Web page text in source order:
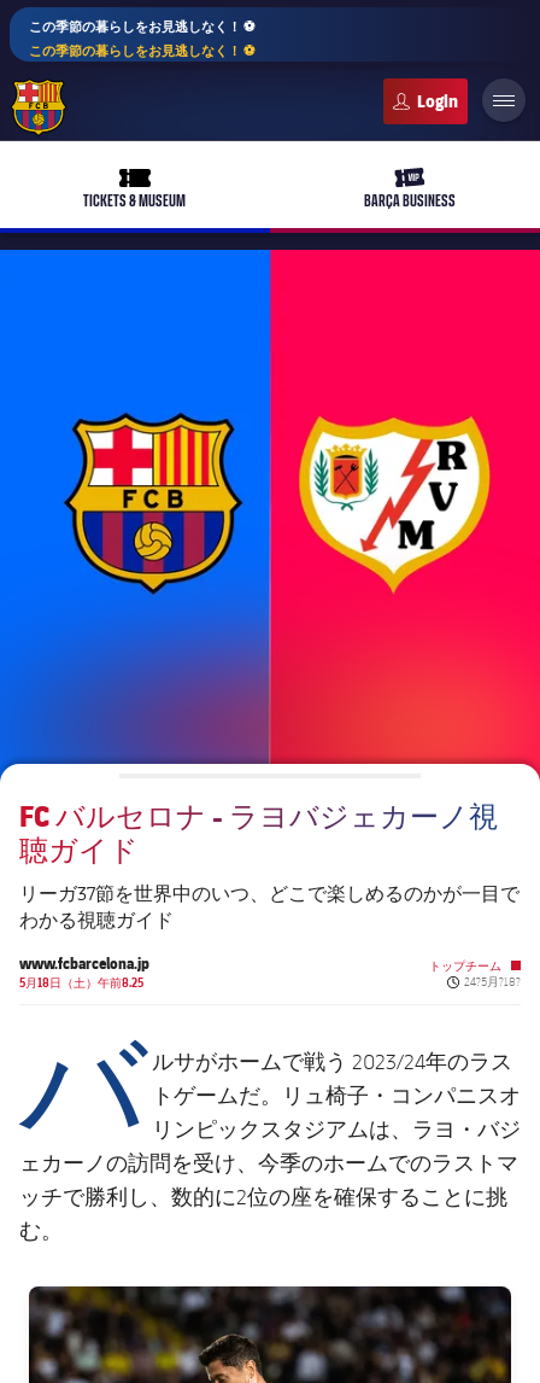
この季節の暮らしをお見逃しなく！ ⚽️
この季節の暮らしをお見逃しなく！ ⚽️
ticket-full
TICKETS & MUSEUM
ticket-vip
BARÇA BUSINESS
バルサアカデミー
plusicon
label.aria.plus
10年毎
女子サッカー
plusicon
label.aria.plus
スケジュール
チケット
バルサAtlètic
plusicon
label.aria.plus
スケジュール
PLUSICON
LABEL.ARIA.PLUS
チケット
結果
順位表
トップチーム
スケジュール
チケット
結果
PLUSICON
LABEL.ARIA.PLUS
トップチーム
plusicon
label.aria.plus
スケジュール
結果
PLUSICON
LABEL.ARIA.PLUS
plusicon
label.aria.plus
スケジュール
チケット
結果
FC バルセロナ - ラヨバジェカーノ視
聴ガイド
リーガ37節を世界中のいつ、どこで楽しめるのかが一目で
わかる視聴ガイド
www.fcbarcelona.jp
5月18日（土）午前8.25
トップチーム
Published
24?5月?18?
バ ルサがホームで戦う 2023/24年のラス
トゲームだ。リュ椅子・コンパニスオ
リンピックスタジアムは、ラヨ・バジ
ェカーノの訪問を受け、今季のホームでのラストマ
ッチで勝利し、数的に2位の座を確保することに挑
む。
FC Barcelona club badge